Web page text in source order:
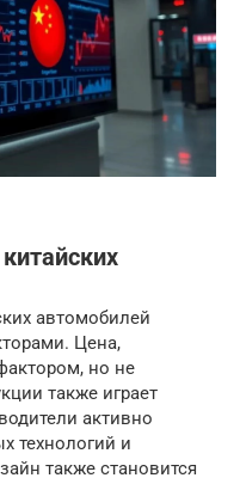
автомобилей
Цена,
но не
также играет
активно
технологий и
также становится